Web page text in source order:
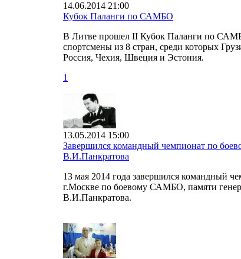
14.06.2014 21:00
Кубок Паланги по САМБО
В Литве прошел II Кубок Паланги по
спортсмены из 8 стран, среди которых
Россия, Чехия, Швеция и Эстония.
1
13.05.2014 15:00
Завершился командный чемпионат по
В.И.Панкратова
13 мая 2014 года завершился командный
г.Москве по боевому САМБО, памяти
В.И.Панкратова.